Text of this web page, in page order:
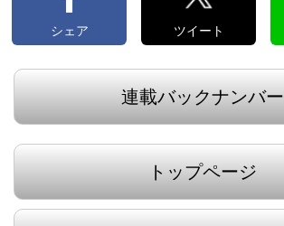
シェア ツイート
連載バックナンバー
トップページ